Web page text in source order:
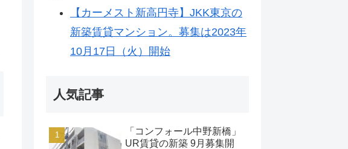
【カーメスト新高円寺】JKK東京の
新築賃貸マンション。募集は2023年
10月17日（火）開始
人気記事
「コンフォール中野新橋」
UR賃貸の新築 9月募集開